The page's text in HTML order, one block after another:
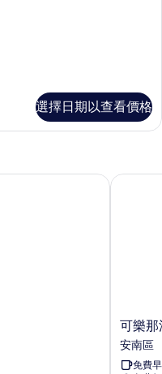
選擇日期以查看價格
可
樂
那
汽
可樂那
安南區
免費
可樂那